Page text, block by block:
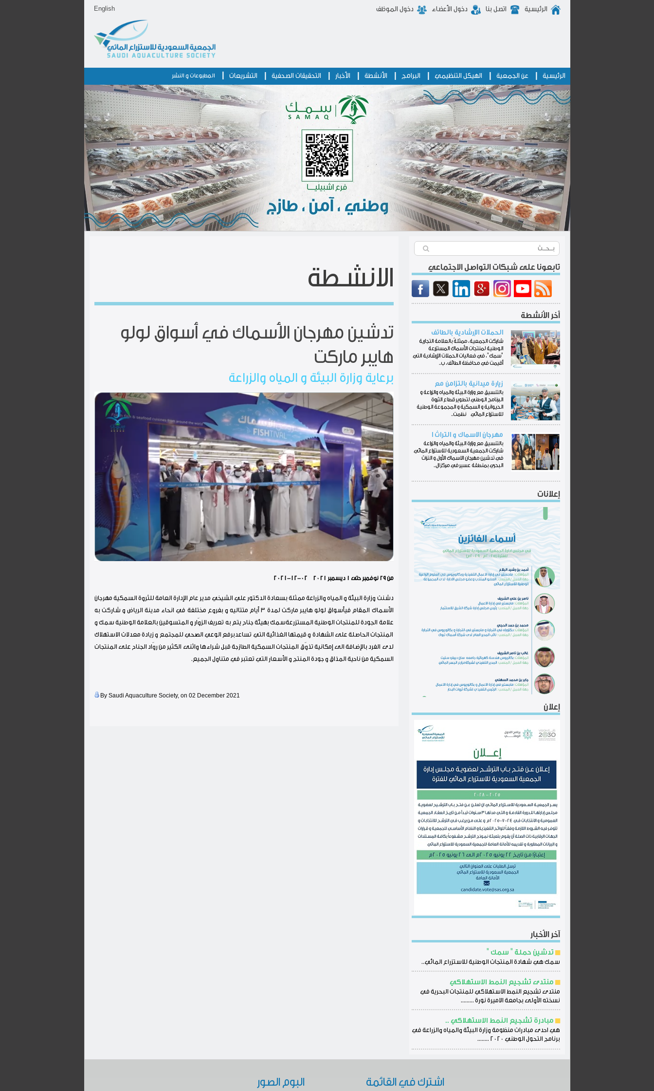
الرئيسية اتصل بنا دخول الأعضاء دخول الموظف English
الرئيسية عن الجمعية الهيكل التنظيمي البرامج الأنشطة الأخبار التحقيقات الصحفية التشريعات المطبوعات و النشر
الانشـطة
تدشين مهرجان الأسماك في أسواق لولو
هايبر ماركت
برعاية وزارة البيئة و المياه والزراعة
من ٢٩ نوفمبر حتى ١ ديسمبر ٢٠٢١ 2021-12-02
دشنت وزارة البيئة و المياه والزراعة ممثلة بسعادة الدكتور علي الشيخي مدير عام الإدارة العامة للثروة السمكية مهرجان
الأسماك المقام فيأسواق لولو هايبر ماركت لمدة ٣ أيام متتاليه و بفروع مختلفة في انحاء مدينة الرياض و شاركت به
علامة الجودة للمنتجات الوطنية المستزرعةسمك بهيئة جناح يتم به تعريف الزوّار و المتسوقين بالعلامة الوطنية سمك و
المنتجات الحاصلة على الشهادة و قيمتها الغذائية التي تساعدبرفع الوعي الصحي للمجتمع و زيادة معدلات الاستهلاك
لدى الفرد بالإضافة الى إمكانية تذوّق المنتجات السمكية الطازجة قبل شراءها واثنى الكثير من روّاد الجناح على المنتجات
السمكية من ناحية المذاق و جودة المنتج و الأسعار التي تعتبر في متناول الجميع.
By Saudi Aquaculture Society, on 02 December 2021
تابعونا على شبكات التواصل الاجتماعي
أخر الأنشطة
الحملات الإرشادية بالطائف
شاركت الجمعية، ممثلةً بالعلامة التجارية
الوطنية لمنتجات الأسماك المستزرعة
"سمك"، في فعاليات الحملات الإرشادية التي
أقيمت في محافظة الطائف، ب..
زيارة ميدانية بالتزامن مع
بالتنسيق مع وزارة البيئة والمياه والزراعة و
البرنامج الوطني لتطوير قطاع الثروة
الحيوانية و السمكية و المجموعة الوطنية
للاستزراع المائي ‏نظمت..
مهرجان الاسماك و التراث ا
بالتنسيق مع وزارة البيئة والمياه والزراعة
شاركت الجمعية السعودية للاستزراع المائي
في تدشين مهرجان الاسماك الأول و التراث
البحري بمنطقة عسير في مركز ال..
إعلانات
إعلان
آخر الأخبار
تدشين حملة " سمك "
سمك هي شهادة المنتجات الوطنية للاستزراع المائي..
منتدى تشجيع النمط الاستهلاكي
منتدى تشجيع النمط الاستهلاكي للمنتجات البحرية في
نسخته الأولى بجامعة الاميرة نورة .........
مبادرة تشجيع النمط الاستهلاكي ..
هي احدى مبادرات منظومة وزارة البيئة والمياه والزراعة في
برنامج التحول الوطني 2020 ........
البوم الصور اشترك في القائمة